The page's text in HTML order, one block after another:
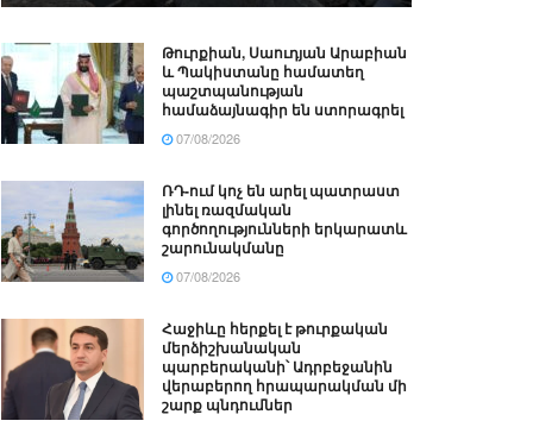
Թուրքիան, Սաուդյան Արաբիան
և Պակիստանը համատեղ
պաշտպանության
համաձայնագիր են ստորագրել
07/08/2026
ՌԴ-ում կոչ են արել պատրաստ
լինել ռազմական
գործողությունների երկարատև
շարունակմանը
07/08/2026
Հաջիևը հերքել է թուրքական
մերձիշխանական
պարբերականի՝ Ադրբեջանին
վերաբերող հրապարակման մի
շարք պնդումներ